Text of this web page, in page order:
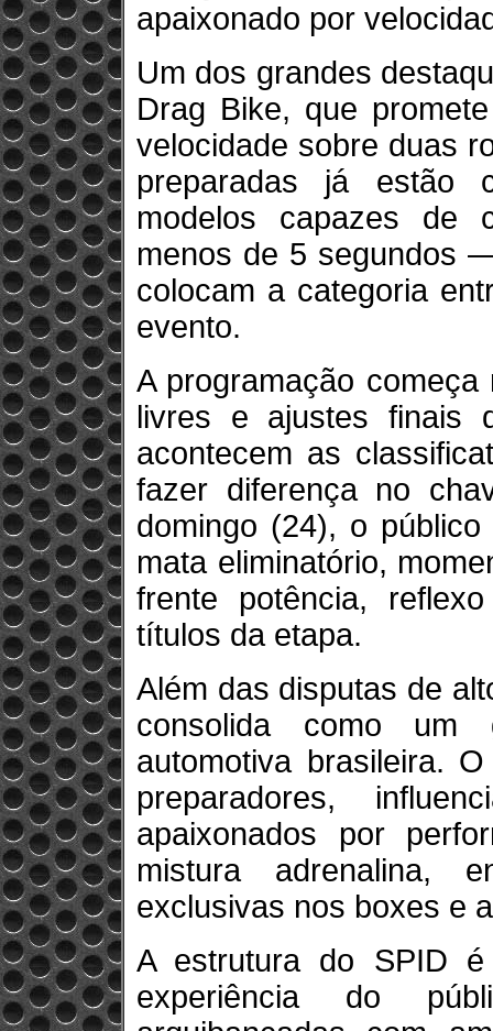
apaixonado por
Um dos grandes
Drag Bike, que
velocidade sobre duas
preparadas já estão
modelos capazes de
menos de 5 segundos
colocam a categoria
evento.
A programação
livres e ajustes finais
acontecem as
fazer diferença no
domingo (24), o
mata eliminatório,
frente potência,
títulos da etapa.
Além das disputas de
consolida como um
automotiva brasileira.
preparadores,
apaixonados por
mistura adrenalina,
exclusivas nos boxes e
A estrutura do SPID
experiência do